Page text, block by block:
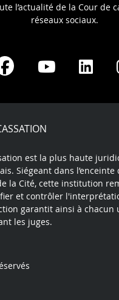
l’actualité de la Cour de
réseaux sociaux.
Share
Facebook
Share
Youtube
est la plus haute
Siégeant dans l’enceinte
la Cité, cette institution
et contrôler
garantit ainsi à chacun
les juges.